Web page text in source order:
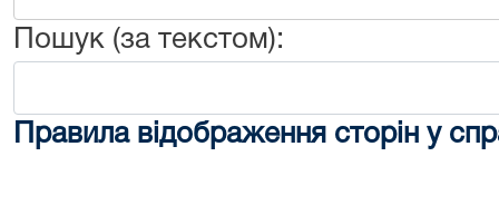
Пошук (за текстом):
Правила відображення сторін у